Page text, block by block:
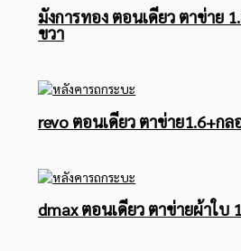
มังการทอง ตอนเดียว ตาข่าย
ขวา
revo ตอนเดียว ตาข่าย1.6+กล
dmax ตอนเดียว ตาข่ายผ้าใบ